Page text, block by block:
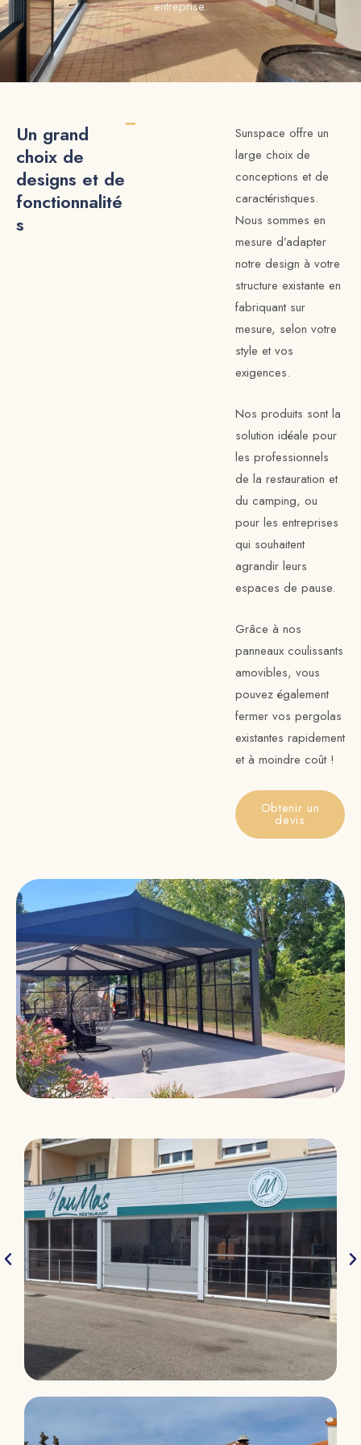
entreprise.
Un grand
choix de
designs et de
fonctionnalité
s
Sunspace offre un
large choix de
conceptions et de
caractéristiques.
Nous sommes en
mesure d’adapter
notre design à votre
structure existante en
fabriquant sur
mesure, selon votre
style et vos
exigences.
Nos produits sont la
solution idéale pour
les professionnels
de la restauration et
du camping, ou
pour les entreprises
qui souhaitent
agrandir leurs
espaces de pause.
Grâce à nos
panneaux coulissants
amovibles, vous
pouvez également
fermer vos pergolas
existantes rapidement
et à moindre coût !
Obtenir un
devis